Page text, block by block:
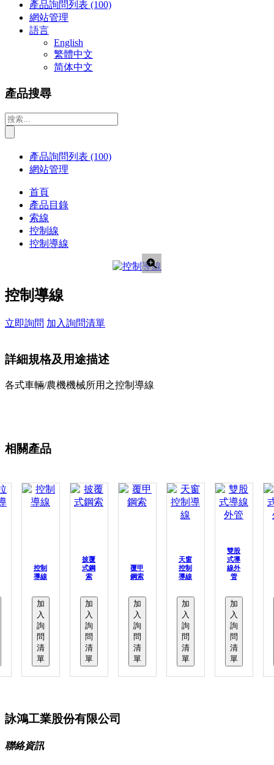
產品詢問列表 (100)
網站管理
語言
English
繁體中文
简体中文
產品搜尋
產品詢問列表 (100)
網站管理
首頁
產品目錄
索線
控制線
控制導線
控制導線
立即詢問 加入詢問清單
詳細規格及用途描述
各式車輛/農機機械所用之控制導線
相關產品
控制
導線
加
入
詢
問
清
單
披覆
式鋼
索
加
入
詢
問
清
單
覆甲
鋼索
加
入
詢
問
清
單
天窗
控制
導線
加
入
詢
問
清
單
雙股
式導
線外
管
加
入
詢
問
清
單
詠鴻工業股份有限公司
聯絡資訊